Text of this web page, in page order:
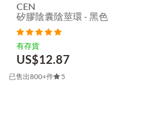
CEN
矽膠陰囊陰莖環 - 黑色
有存貨
US$12.87
已售出800+件 5